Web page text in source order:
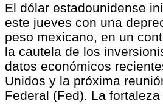
El dólar estadounidense
este jueves con una
peso mexicano, en un
la cautela de los
datos económicos
Unidos y la próxima
Federal (Fed). La